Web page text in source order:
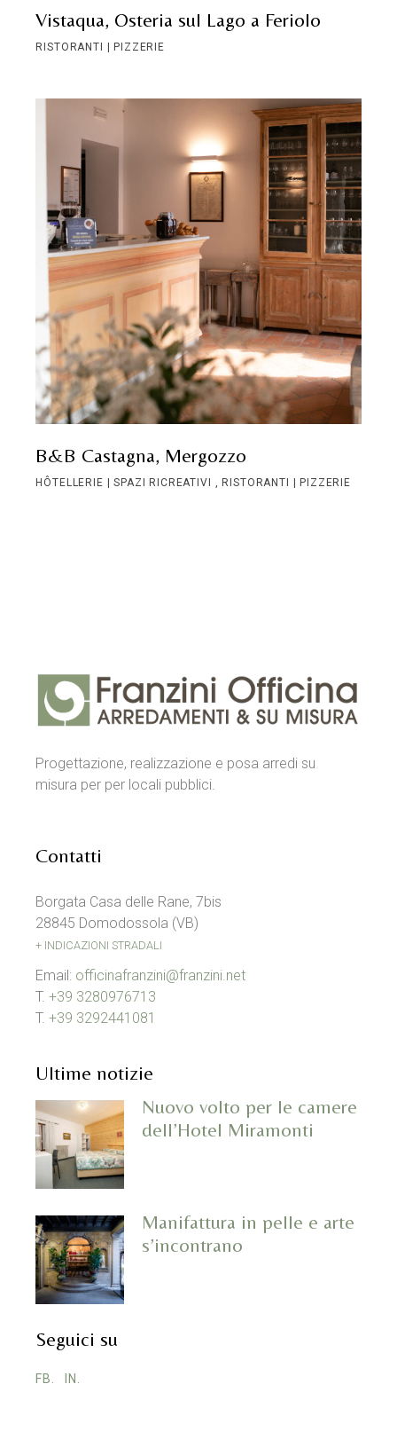
Vistaqua, Osteria sul Lago a Feriolo
RISTORANTI | PIZZERIE
B&B Castagna, Mergozzo
HÔTELLERIE | SPAZI RICREATIVI RISTORANTI | PIZZERIE
Progettazione, realizzazione e posa arredi su
misura per per locali pubblici.
Contatti
Borgata Casa delle Rane, 7bis
28845 Domodossola (VB)
+ INDICAZIONI STRADALI
Email: officinafranzini@franzini.net
T.+39 3280976713
T.+39 3292441081
Ultime notizie
Nuovo volto per le camere
dell’Hotel Miramonti
Manifattura in pelle e arte
s’incontrano
Seguici su
FB. IN.